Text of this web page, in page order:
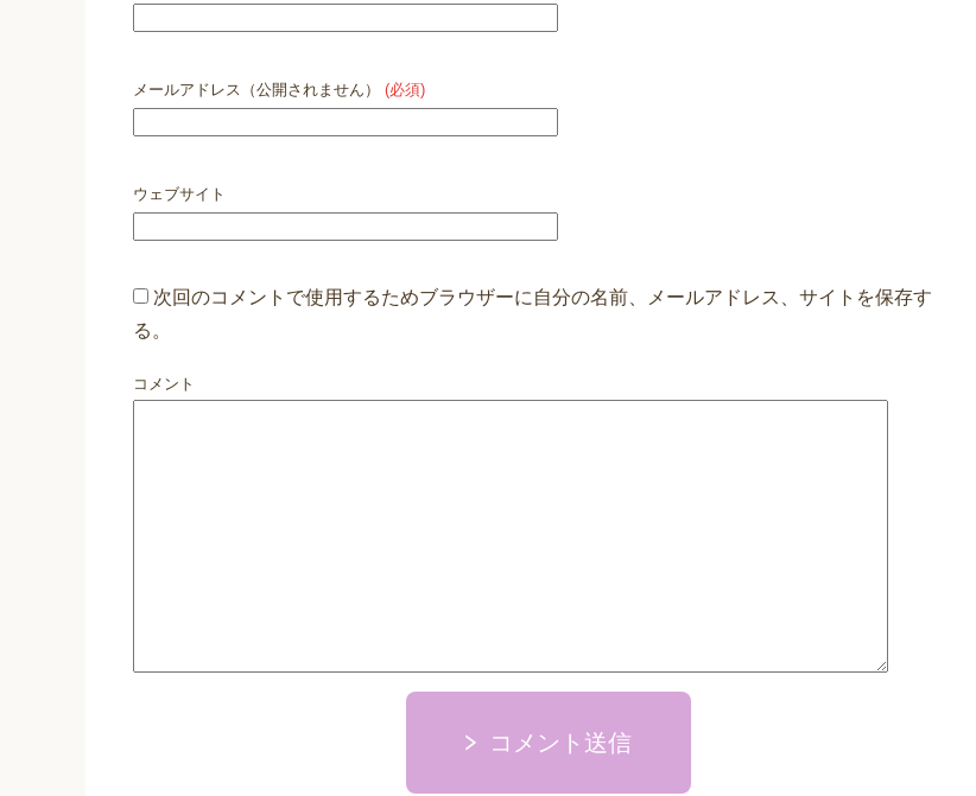
メールアドレス（公開されません） (必須)
ウェブサイト
次回のコメントで使用するためブラウザーに自分の名前、メールアドレス、サイトを保存す
る。
コメント
コメント送信